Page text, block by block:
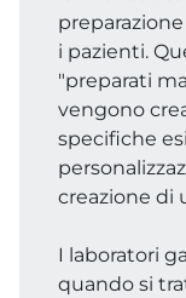
i pazienti.
"preparati
vengono
specifiche
creazione di
I laboratori
quando si